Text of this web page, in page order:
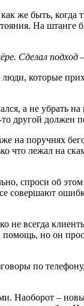
же быть,
На
Сделал
которые
а не убрать
должен
на поручнях
что лежал на
спроси об
совершают
не всегда
но он
по
Наоборот –